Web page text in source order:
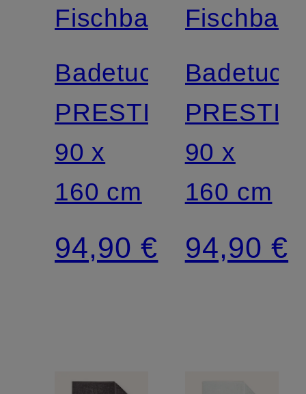
Fischbacher
Badetuch
PRESTIGE
90 x
160 cm
94,90 €
Badetuch
90 x
160 cm
94,90 €